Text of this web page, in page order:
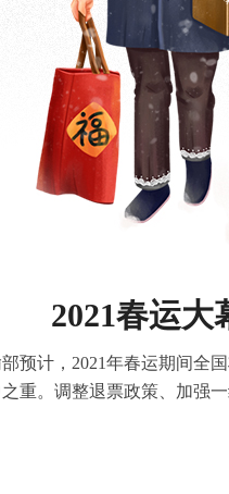
2021春运
预计，2021年春运期间全
重。调整退票政策、加强